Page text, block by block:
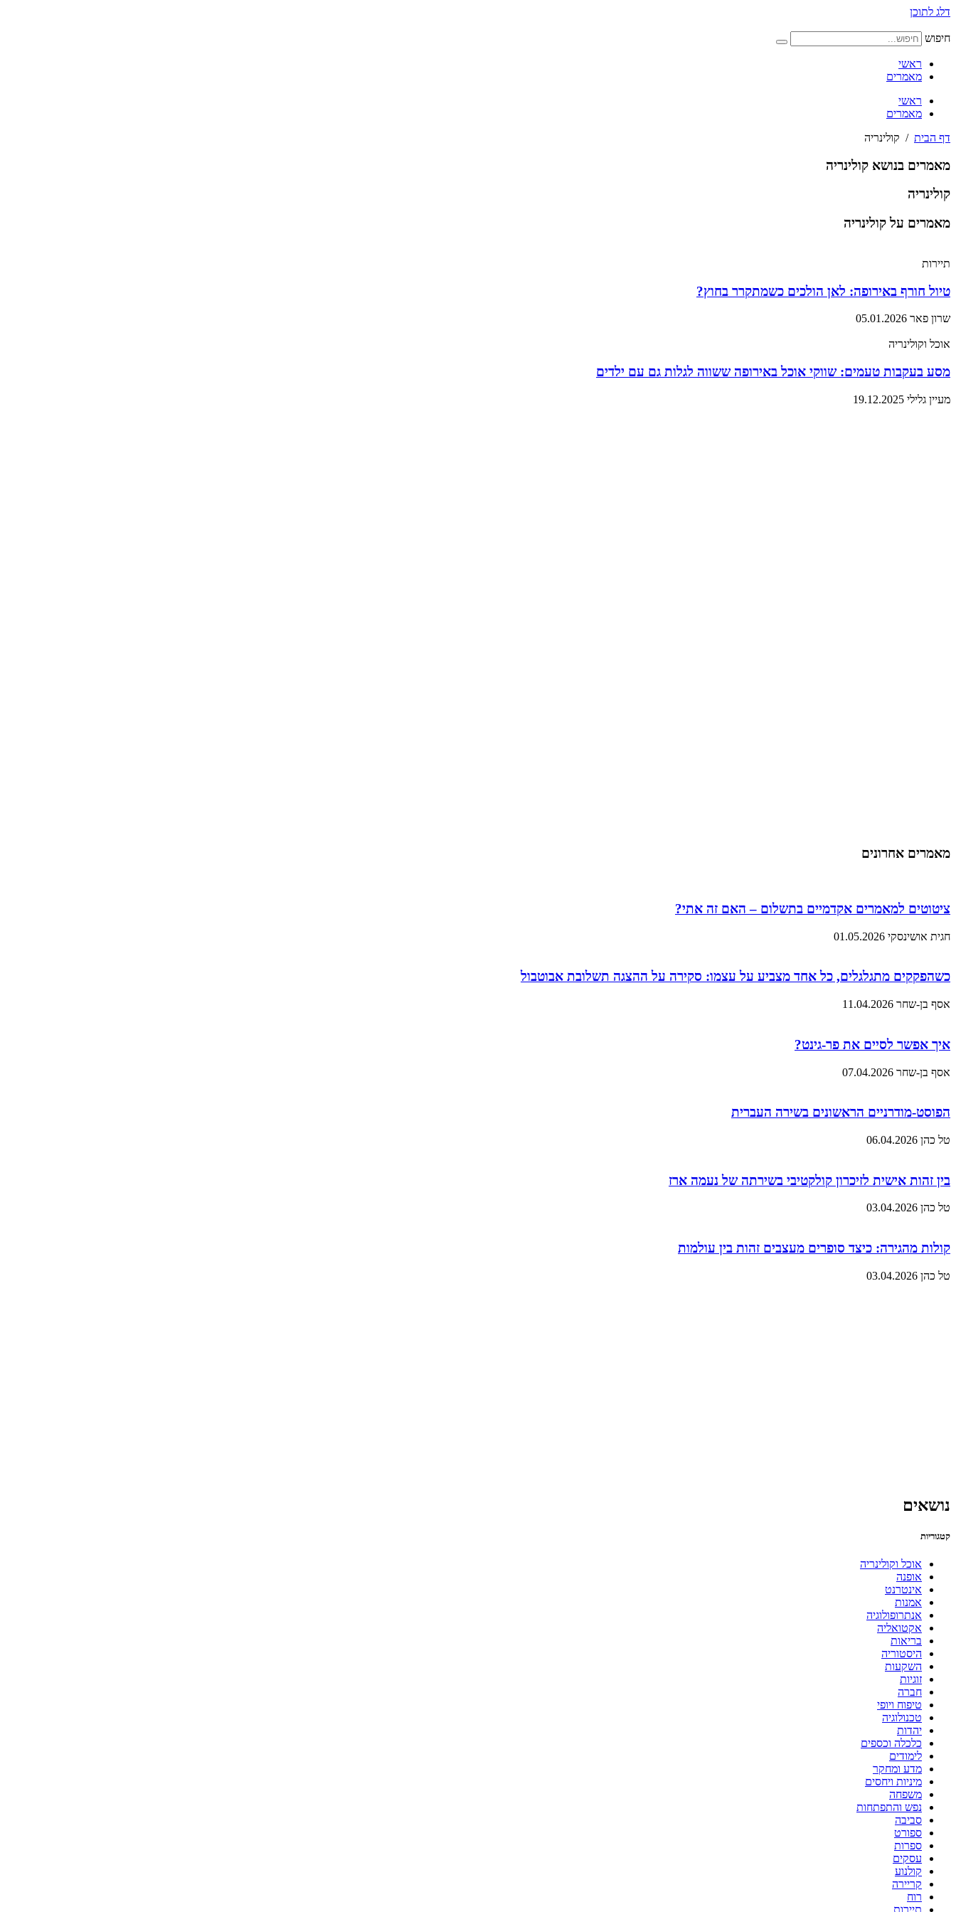
דלג לתוכן
חיפוש
ראשי
מאמרים
ראשי
מאמרים
דף הבית / קולינריה
מאמרים בנושא קולינריה
קולינריה
מאמרים על קולינריה
תיירות
טיול חורף באירופה: לאן הולכים כשמתקרר בחוץ?
שרון פאר 05.01.2026
אוכל וקולינריה
מסע בעקבות טעמים: שווקי אוכל באירופה ששווה לגלות גם עם ילדים
מעיין גלילי 19.12.2025
מאמרים אחרונים
ציטוטים למאמרים אקדמיים בתשלום – האם זה אתי?
חגית אושינסקי 01.05.2026
כשהפקקים מתגלגלים, כל אחד מצביע על עצמו: סקירה על ההצגה תשלובת אבוטבול
אסף בן-שחר 11.04.2026
איך אפשר לסיים את פר-גינט?
אסף בן-שחר 07.04.2026
הפוסט-מודרניים הראשונים בשירה העברית
טל כהן 06.04.2026
בין זהות אישית לזיכרון קולקטיבי בשירתה של נעמה ארז
טל כהן 03.04.2026
קולות מהגירה: כיצד סופרים מעצבים זהות בין עולמות
טל כהן 03.04.2026
נושאים
קטגוריות
אוכל וקולינריה
אופנה
אינטרנט
אמנות
אנתרופולוגיה
אקטואליה
בריאות
היסטוריה
השקעות
זוגיות
חברה
טיפוח ויופי
טכנולוגיה
יהדות
כלכלה וכספים
לימודים
מדע ומחקר
מיניות ויחסים
משפחה
נפש והתפתחות
סביבה
ספורט
ספרות
עסקים
קולנוע
קריירה
רוח
תיירות